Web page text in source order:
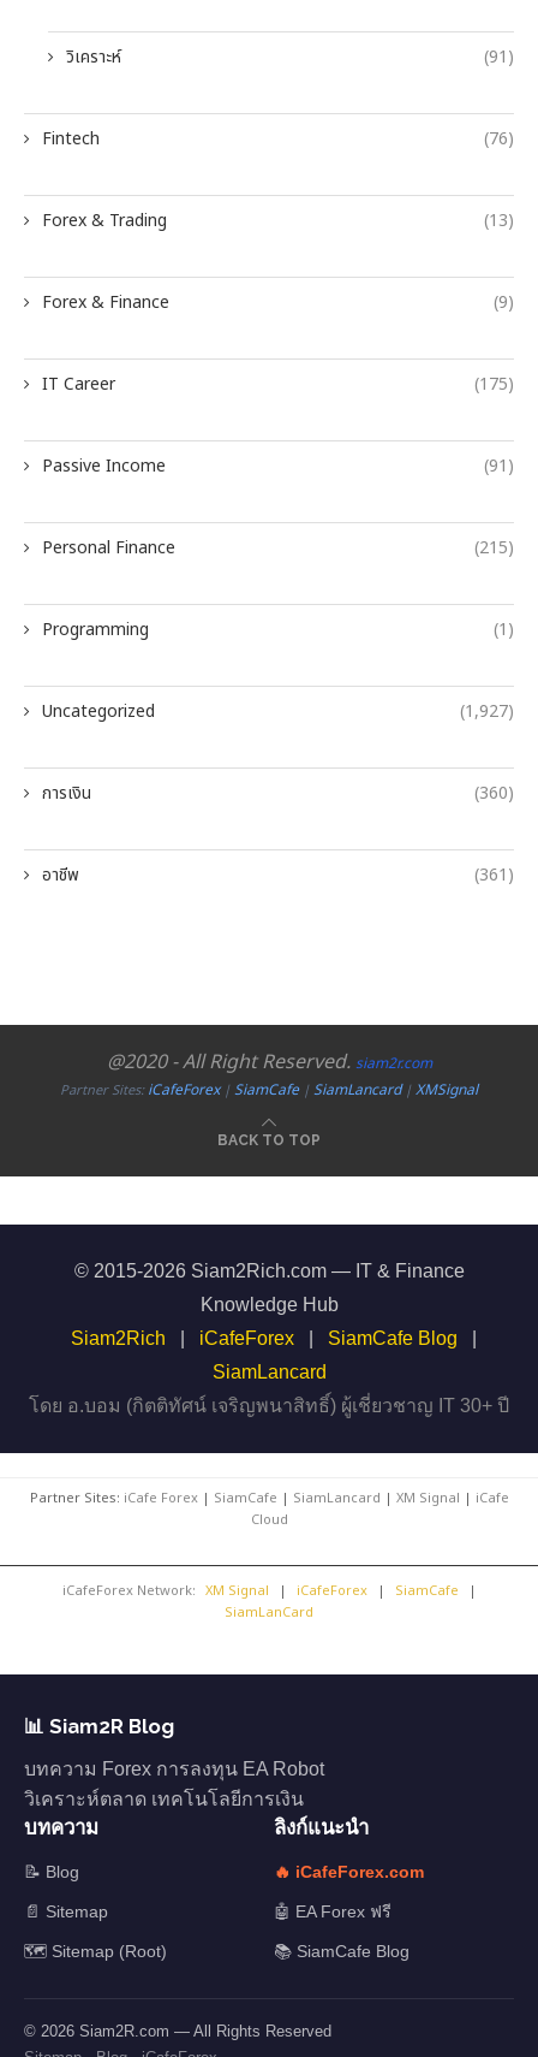
วิเคราะห์ (91)
Fintech (76)
Forex & Trading (13)
Forex & Finance (9)
IT Career (175)
Passive Income (91)
Personal Finance (215)
Programming (1)
Uncategorized (1,927)
การเงิน (360)
อาชีพ (361)
@2020 - All Right Reserved. siam2r.com
Partner Sites:iCafeForex|SiamCafe|SiamLancard|XMSignal
BACK TO TOP
© 2015-2026 Siam2Rich.com — IT & Finance
Knowledge Hub
Siam2Rich
iCafeForex SiamCafe Blog
SiamLancard
โดย อ.บอม (กิตติทัศน์ เจริญพนาสิทธิ์) ผู้เชี่ยวชาญ IT 30+ ปี
Partner Sites: iCafe Forex| SiamCafe | SiamLancard | XM Signal | iCafe
Cloud
iCafeForex Network: XM Signal | iCafeForex | SiamCafe
|
SiamLanCard
📊 Siam2R Blog
บทความ Forex การลงทุน EA Robot
วิเคราะห์ตลาด เทคโนโลยีการเงิน
บทความ
📝 Blog
📄 Sitemap
🗺️ Sitemap (Root)
ลิงก์แนะนำ
🔥 iCafeForex.com
🤖 EA Forex ฟรี
📚 SiamCafe Blog
© 2026 Siam2R.com — All Rights Reserved